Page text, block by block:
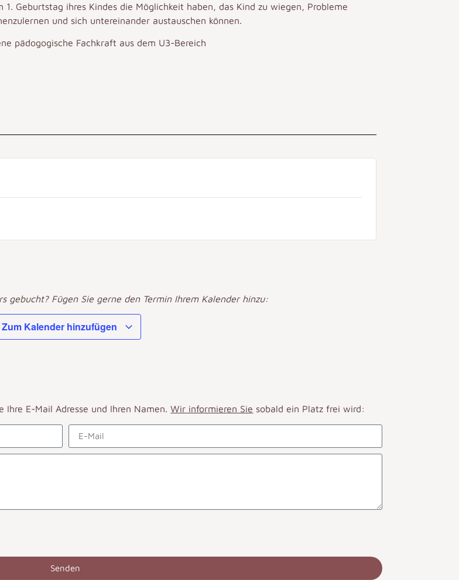
Geburtstag ihres Kindes die Möglichkeit haben, das Kind zu wiegen, Probleme
und sich untereinander austauschen können.
pädogogische Fachkraft aus dem U3-Bereich
gebucht? Fügen Sie gerne den Termin Ihrem Kalender hinzu:
Zum Kalender hinzufügen
Ihre E-Mail Adresse und Ihren Namen.Wir informieren Sie sobald ein Platz frei wird:
Senden